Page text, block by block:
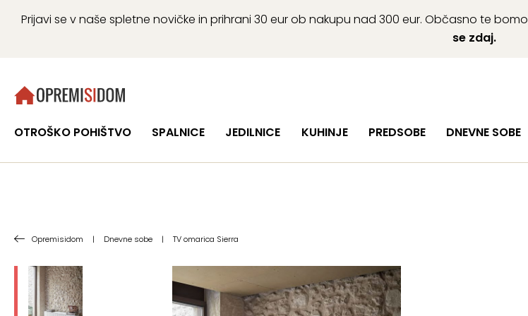
Prijavi se v naše spletne novičke in prihrani 30 eur ob nakupu nad 300 eur. Občasno te
se zdaj.
OTROŠKO POHIŠTVO SPALNICE JEDILNICE KUHINJE PREDSOBE DNEVNE SOBE
Opremisidom | Dnevne sobe | TV omarica Sierra